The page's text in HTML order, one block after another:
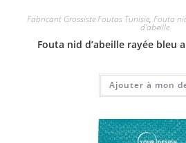
Fabricant Grossiste Foutas Tunisie, Fouta
d'abeille
Fouta nid d’abeille rayée bleu
Ajouter à mon